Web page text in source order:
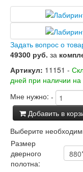
Двери
заказ
Задать вопрос о
49300 руб. за
Артикул: 11151 -
дней при наличии на
Мне нужно: -
Добавить в
Выберите
Размер
дверного
полотна: